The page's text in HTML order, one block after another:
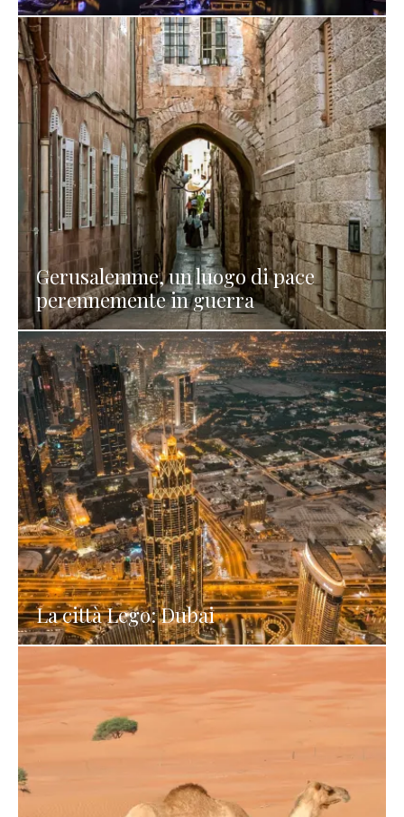
Gerusalemme, un luogo di pace
perennemente in guerra
La città Lego: Dubai